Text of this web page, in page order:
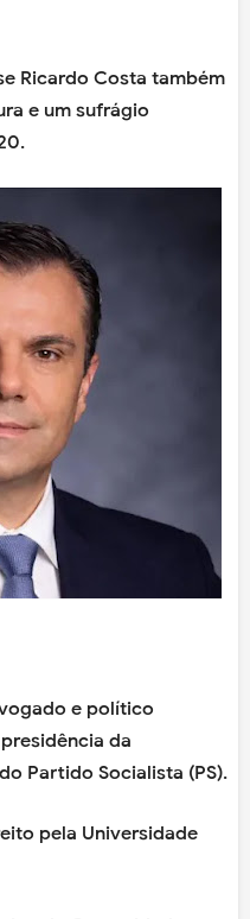
Ricardo Costa também
e um sufrágio
e político
da
Partido Socialista (PS).
pela Universidade